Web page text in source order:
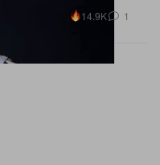
14.9K 1